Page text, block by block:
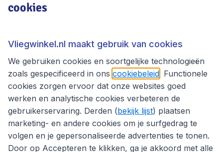
Vliegwinkel.nl
Thema's
cookies
Vliegwinkel.nl maakt gebruik van cookies
We gebruiken cookies en soortgelijke technologieën
zoals gespecificeerd in ons cookiebeleid . Functionele
cookies zorgen ervoor dat onze websites goed
werken en analytische cookies verbeteren de
gebruikerservaring. Derden (bekijk lijst) plaatsen
marketing- en andere cookies om je surfgedrag te
volgen en je gepersonaliseerde advertenties te tonen.
Door op Accepteren te klikken, ga je akkoord met alle